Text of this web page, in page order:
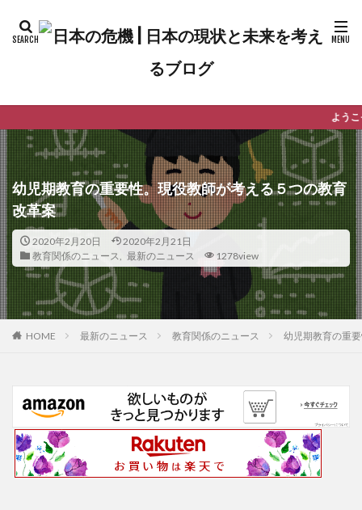
ようこそ日本の危機へ！この
幼児期教育の重要性。現役教師が考える５つの教育
改革案
2020年2月20日
2020年2月21日
教育関係のニュース
最新のニュース 1278view
HOME 最新のニュース 教育関係のニュース 幼児期教育の重